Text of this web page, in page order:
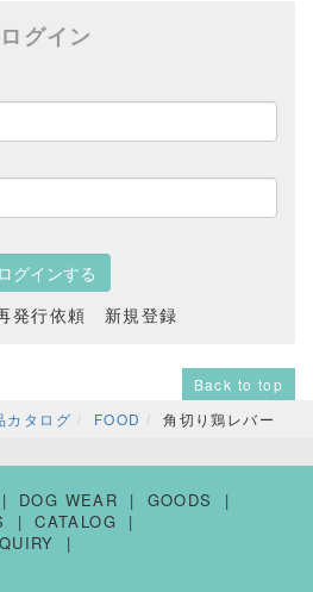
ログイン
発行依頼 新規登録
Back to top
カタログ FOOD 角切り鶏レバー
DOG WEAR
GOODS
CATALOG